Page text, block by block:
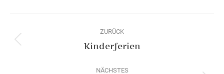
Navigation
ZURÜCK
Vorheriges
Kinderferien
NÄCHSTES